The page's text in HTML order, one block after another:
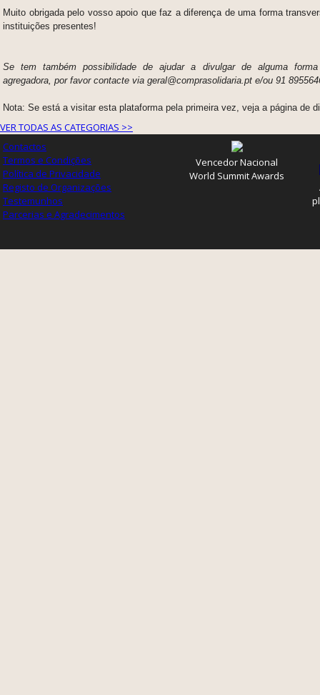
Muito obrigada pelo vosso apoio que faz a diferença de uma forma
instituições presentes!
Se tem também possibilidade de ajudar a divulgar de alguma
agregadora, por favor contacte via geral@comprasolidaria.pt e/ou 91
Nota: Se está a visitar esta plataforma pela primeira vez, veja a página de
VER TODAS AS CATEGORIAS >>
Contactos
Termos e Condições
Política de Privacidade
Registo de Organizações
Testemunhos
Parcerias e Agradecimentos
Vencedor Nacional
World Summit Awards